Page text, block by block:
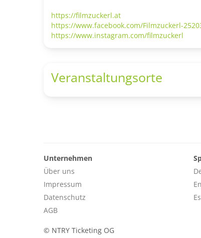
https://filmzuckerl.at
https://www.facebook.com/Filmzuckerl-
https://www.instagram.com/filmzuckerl
Veranstaltungsorte
Unternehmen
Über uns
Impressum
Datenschutz
AGB
© NTRY Ticketing OG